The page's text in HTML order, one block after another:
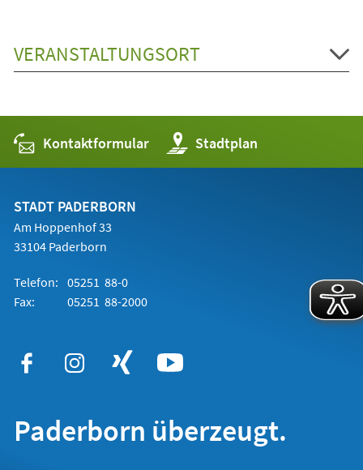
VERANSTALTUNGSORT
Kontaktformular Stadtplan
(Öffnet
in
einem
STADT PADERBORN
Am Hoppenhof 33
33104 Paderborn
Telefon: 05251 88-0
Fax:
05251 88-2000
Paderborn überzeugt.